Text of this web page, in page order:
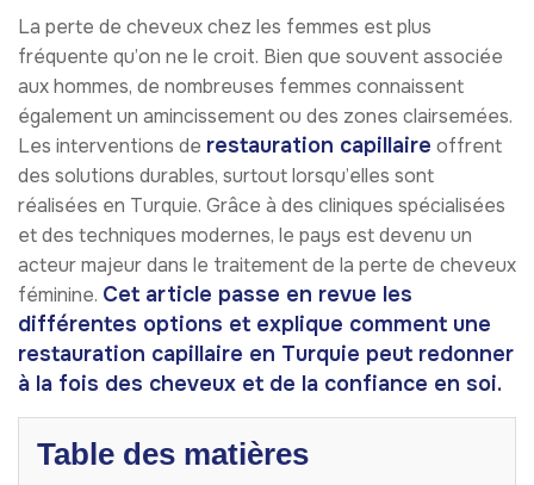
La perte de cheveux chez les femmes est plus
fréquente qu’on ne le croit. Bien que souvent associée
aux hommes, de nombreuses femmes connaissent
également un amincissement ou des zones clairsemées.
Les interventions de restauration capillaire offrent
des solutions durables, surtout lorsqu’elles sont
réalisées en Turquie. Grâce à des cliniques spécialisées
et des techniques modernes, le pays est devenu un
acteur majeur dans le traitement de la perte de cheveux
féminine. Cet article passe en revue les
différentes options et explique comment une
restauration capillaire en Turquie peut redonner
à la fois des cheveux et de la confiance en soi.
Table des matières